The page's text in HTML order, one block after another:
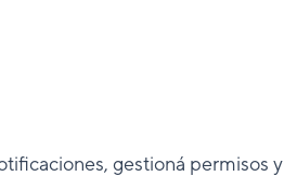
gestioná permisos y